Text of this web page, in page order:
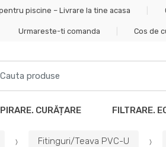
piscine – Livrare la tine acasa
Urmareste-ti comanda Cos de
CURĂȚARE FILTRARE.
Fitinguri/Teava PVC-U